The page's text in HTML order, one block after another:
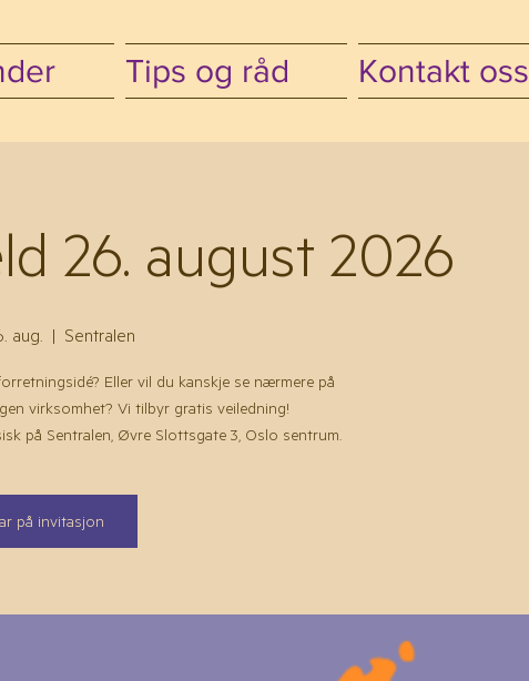
Tips og råd Kontakt oss
26. august 2026
aug.
  |
Sentralen
Eller vil du kanskje se nærmere på
virksomhet? Vi tilbyr gratis veiledning!
på Sentralen, Øvre Slottsgate 3, Oslo sentrum.
på invitasjon